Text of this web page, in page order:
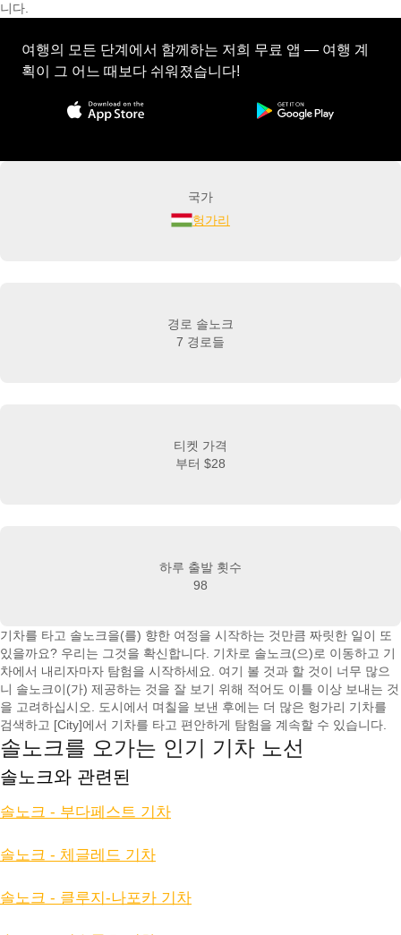
니다.
여행의 모든 단계에서 함께하는 저희 무료 앱 — 여행 계
획이 그 어느 때보다 쉬워졌습니다!
국가
헝가리
경로 솔노크
7 경로들
티켓 가격
부터 $28
하루 출발 횟수
98
기차를 타고 솔노크을(를) 향한 여정을 시작하는 것만큼 짜릿한 일이 또
있을까요? 우리는 그것을 확신합니다. 기차로 솔노크(으)로 이동하고 기
차에서 내리자마자 탐험을 시작하세요. 여기 볼 것과 할 것이 너무 많으
니 솔노크이(가) 제공하는 것을 잘 보기 위해 적어도 이틀 이상 보내는 것
을 고려하십시오. 도시에서 며칠을 보낸 후에는 더 많은 헝가리 기차를
검색하고 [City]에서 기차를 타고 편안하게 탐험을 계속할 수 있습니다.
솔노크를 오가는 인기 기차 노선
솔노크와 관련된
솔노크 - 부다페스트 기차
솔노크 - 체글레드 기차
솔노크 - 클루지-나포카 기차